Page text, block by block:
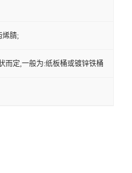
烯腈;
而定,一般为:纸板桶或镀锌铁桶